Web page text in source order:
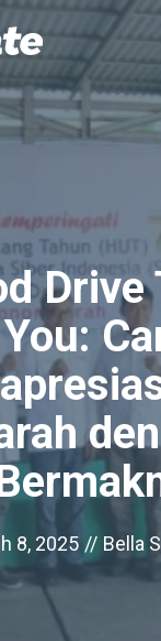
Drive
You:
8, 2025 // Bella